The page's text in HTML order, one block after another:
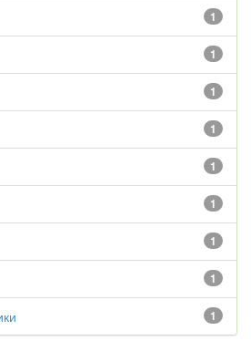
1
1
1
1
1
1
1
1
1